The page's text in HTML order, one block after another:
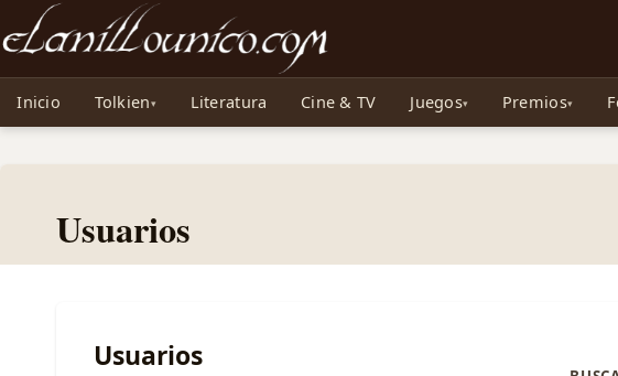
Noticias sobre Tolkien: El Señor de los Anillos, Los Anillos de Poder, La Caza de Gollum, la
Inicio Tolkien Literatura Cine & TV Juegos Premios
Usuarios
Usuarios